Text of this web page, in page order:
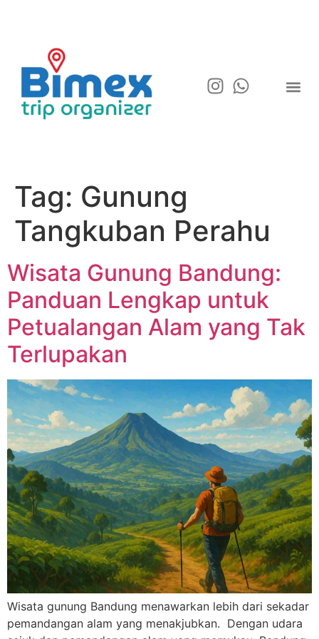
Tag: Gunung
Tangkuban Perahu
Wisata Gunung Bandung:
Panduan Lengkap untuk
Petualangan Alam yang Tak
Terlupakan
Wisata gunung Bandung menawarkan lebih dari sekadar
pemandangan alam yang menakjubkan. Dengan udara